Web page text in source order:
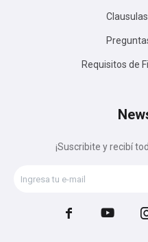
Requisitos de
¡Suscribite y recibí
 